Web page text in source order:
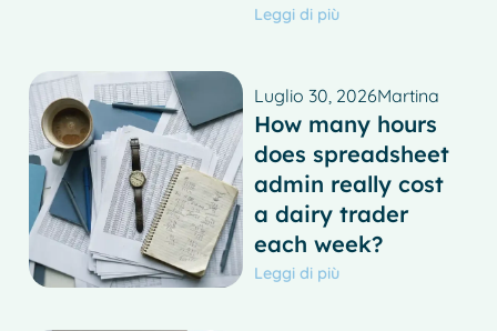
Leggi di più
Luglio 30, 2026Martina
How many hours
does spreadsheet
admin really cost
a dairy trader
each week?
Leggi di più